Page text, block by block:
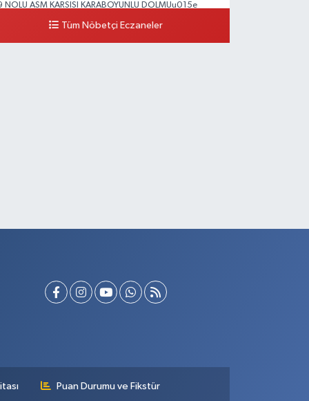
NOLU ASM KARSISI KARABOYUNLU DOLMUu015e
Tüm Nöbetçi Eczaneler
Puan Durumu ve Fikstür